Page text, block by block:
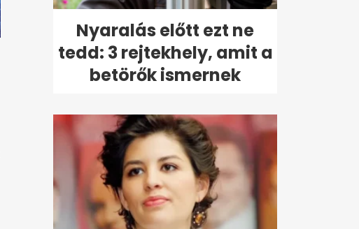
Nyaralás előtt ezt ne
tedd: 3 rejtekhely, amit a
betörők ismernek